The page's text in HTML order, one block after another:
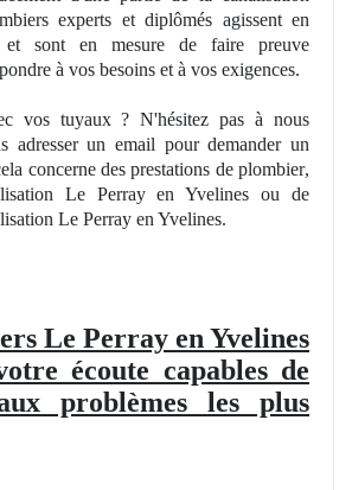
experts et diplômés agissent en
et sont en mesure de faire preuve
à vos besoins et à vos exigences.
vos tuyaux ? N'hésitez pas à nous
adresser un email pour demander un
concerne des prestations de plombier,
Le Perray en Yvelines ou de
Le Perray en Yvelines.
Le Perray en Yvelines
écoute capables de
problèmes les plus